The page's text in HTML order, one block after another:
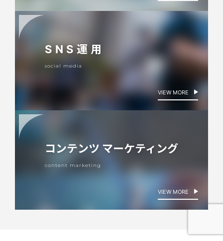
SNS運用
social media
VIEW MORE
コンテンツ マーケティング
content marketing
VIEW MORE